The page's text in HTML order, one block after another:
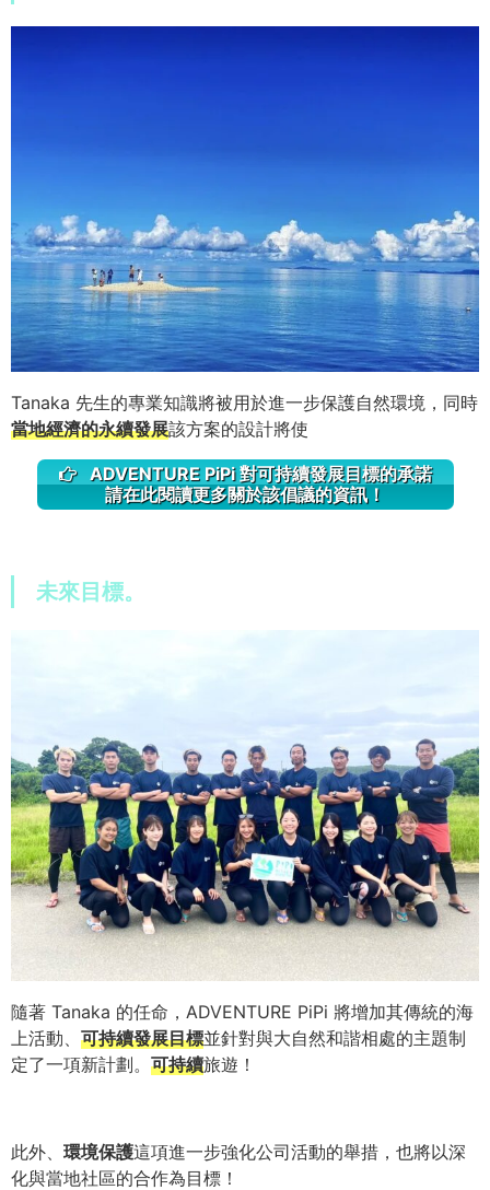
Tanaka 先生的專業知識將被用於進一步保護自然環境，同時
當地經濟的永續發展該方案的設計將使
ADVENTURE PiPi 對可持續發展目標的承諾
請在此閱讀更多關於該倡議的資訊！
未來目標。
隨著 Tanaka 的任命，ADVENTURE PiPi 將增加其傳統的海
上活動、 可持續發展目標並針對與大自然和諧相處的主題制
定了一項新計劃。 可持續旅遊！
此外、 環境保護這項進一步強化公司活動的舉措，也將以深
化與當地社區的合作為目標！